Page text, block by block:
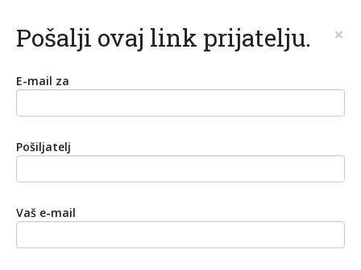
Pošalji ovaj link prijatelju. ×
E-mail za
Pošiljatelj
Vaš e-mail